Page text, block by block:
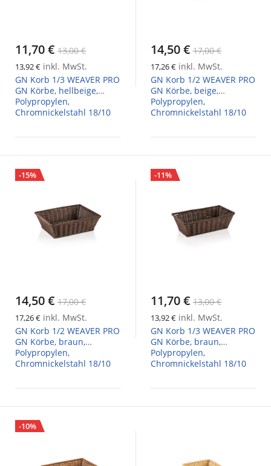
11,70 € 13,00 €
13,92 € inkl. MwSt.
GN Korb 1/3 WEAVER PRO
GN Körbe, hellbeige,
Polypropylen,
Chromnickelstahl 18/10
14,50 € 17,00 €
17,26 € inkl. MwSt.
GN Korb 1/2 WEAVER PRO
GN Körbe, beige,
Polypropylen,
Chromnickelstahl 18/10
-15%
14,50 € 17,00 €
17,26 € inkl. MwSt.
GN Korb 1/2 WEAVER PRO
GN Körbe, braun,
Polypropylen,
Chromnickelstahl 18/10
-11%
11,70 € 13,00 €
13,92 € inkl. MwSt.
GN Korb 1/3 WEAVER PRO
GN Körbe, braun,
Polypropylen,
Chromnickelstahl 18/10
-10%